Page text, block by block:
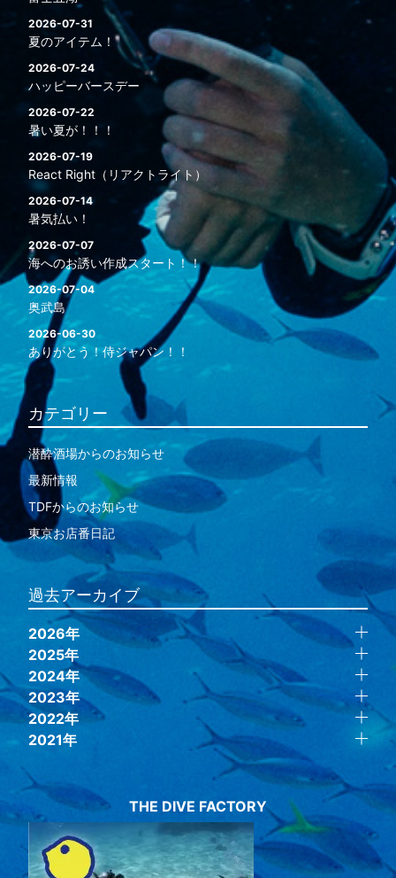
2026-07-31
夏のアイテム！
2026-07-24
ハッピーバースデー
2026-07-22
暑い夏が！！！
2026-07-19
React Right（リアクトライト）
2026-07-14
暑気払い！
2026-07-07
海へのお誘い作成スタート！！
2026-07-04
奥武島
2026-06-30
ありがとう！侍ジャパン！！
カテゴリー
潜酔酒場からのお知らせ
最新情報
TDFからのお知らせ
東京お店番日記
過去アーカイブ
2026年
2025年
2024年
2023年
2022年
2021年
THE DIVE FACTORY